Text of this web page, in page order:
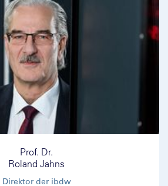
Prof. Dr.
Roland Jahns
Direktor der ibdw